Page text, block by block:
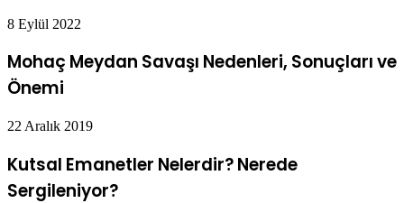
8 Eylül 2022
Mohaç Meydan Savaşı Nedenleri, Sonuçları ve
Önemi
22 Aralık 2019
Kutsal Emanetler Nelerdir? Nerede
Sergileniyor?